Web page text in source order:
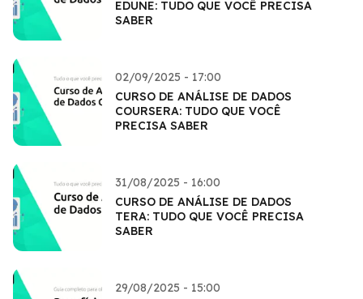
EDUNE: TUDO QUE VOCÊ PRECISA
SABER
02/09/2025 - 17:00
CURSO DE ANÁLISE DE DADOS
COURSERA: TUDO QUE VOCÊ
PRECISA SABER
31/08/2025 - 16:00
CURSO DE ANÁLISE DE DADOS
TERA: TUDO QUE VOCÊ PRECISA
SABER
29/08/2025 - 15:00